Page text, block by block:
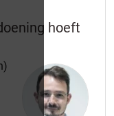
hoeft